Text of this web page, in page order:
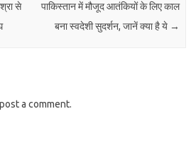
से
पाकिस्तान में मौजूद आतंकियों के लि‍ए काल
बना स्वदेशी सुदर्शन, जानें क्या है ये →
a comment.